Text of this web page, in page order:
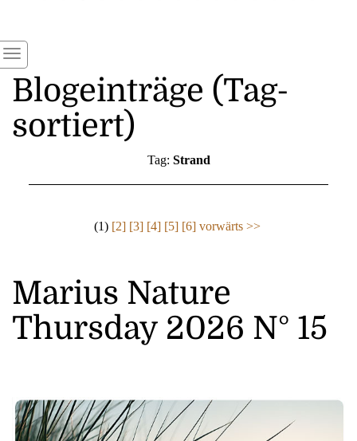
Blogeinträge (Tag-
sortiert)
Tag: Strand
(1) [2] [3] [4] [5] [6] vorwärts >>
Marius Nature
Thursday 2026 N° 15